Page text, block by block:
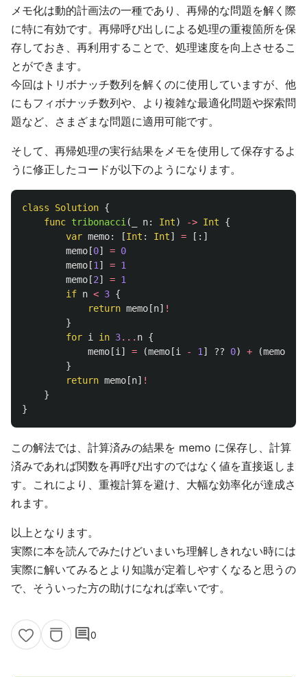
メモ化は動的計画法の一種であり、再帰的な問題を解く際
に特に有効です。再帰呼び出しによる処理の重複箇所を保
存しておき、再利用することで、処理速度を向上させるこ
とができます。
今回はトリボナッチ数列を解くのに使用していますが、他
にもフィボナッチ数列や、より複雑な最適化問題や探索問
題など、さまざまな問題に適用可能です。
そして、再帰処理の実行結果をメモを使用して保存するよ
うに修正したコードが以下のようになります。
class Solution {
func tribonacci ( n: Int) -> Int
{
var memo: [Int : Int] =
[:]
memo [0] = 0
memo [1 ] = 1
memo [2] = 1
if n < 3 {
return memo [n] !
}
for i in 3... n {
memo [i ] = (memo [i - 1 ] ?? 0) + (memo
}
return memo [n] !
}
}
この解法では、計算済みの結果を memo に保存し、計算
済みであれば関数を再呼び出すのではなく値を直接返しま
す。これにより、重複計算を避け、大幅な効率化が達成さ
れます。
以上となります。
実際に本を読んでみたけどいまいち理解しきれない時には
実際に解いてみるとより知識が定着しやすくなると思うの
で、そういった方の助けになれば幸いです。
comment0